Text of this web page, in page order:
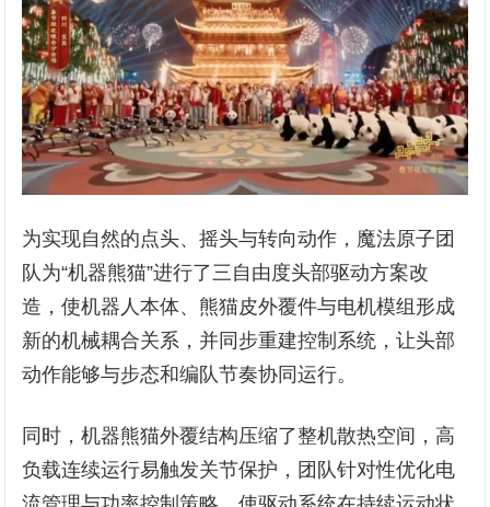
为实现自然的点头、摇头与转向动作，魔法原子团
队为“机器熊猫”进行了三自由度头部驱动方案改
造，使机器人本体、熊猫皮外覆件与电机模组形成
新的机械耦合关系，并同步重建控制系统，让头部
动作能够与步态和编队节奏协同运行。
同时，机器熊猫外覆结构压缩了整机散热空间，高
负载连续运行易触发关节保护，团队针对性优化电